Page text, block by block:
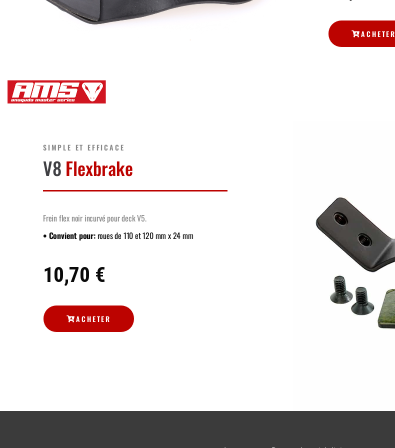
ACHETER
SIMPLE ET EFFICACE
V8 Flexbrake
Frein flex noir incurvé pour deck V5.
• Convient pour:roues de 110 et 120 mm x 24 mm
10,70 €
ACHETER